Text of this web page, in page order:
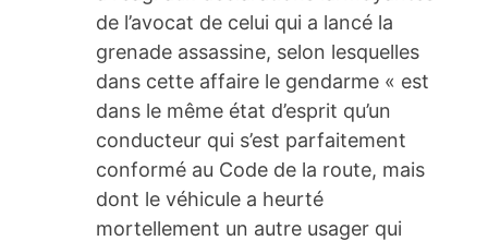
de l’avocat de celui qui a lancé la
grenade assassine, selon lesquelles
dans cette affaire le gendarme « est
dans le même état d’esprit qu’un
conducteur qui s’est parfaitement
conformé au Code de la route, mais
dont le véhicule a heurté
mortellement un autre usager qui